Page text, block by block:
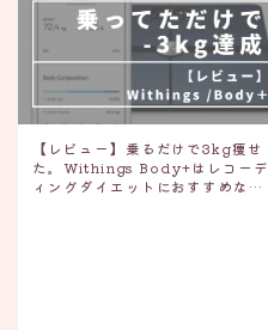
【レビュー】乗るだけで3kg痩せ
た。Withings Body+はレコーデ
ィングダイエットにおすすめな体